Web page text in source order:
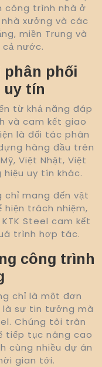
công trình nhà ở
xưởng và các
miền Trung và
nước.
phân phối
uy tín
từ khả năng đáp
và cam kết giao
là đối tác phân
hàng đầu trên
Việt Nhật, Việt
uy tín khác.
chỉ mang đến vật
trách nhiệm,
Steel cam kết
trình hợp tác.
công trình
chỉ là một đơn
sự tin tưởng mà
Chúng tôi trân
tiếp tục nâng cao
cùng nhiều dự án
gian tới.